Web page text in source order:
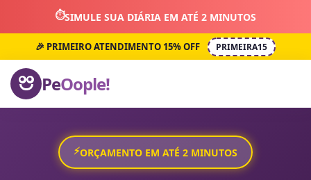
⏱️SIMULE SUA DIÁRIA EM ATÉ 2 MINUTOS
🎉 PRIMEIRO ATENDIMENTO 15% OFF PRIMEIRA15
PeOople!
⚡ORÇAMENTO EM ATÉ 2 MINUTOS